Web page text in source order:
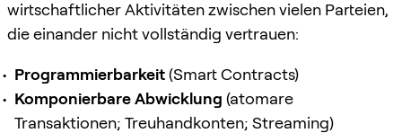
wirtschaftlicher Aktivitäten zwischen vielen Parteien,
die einander nicht vollständig vertrauen:
Programmierbarkeit(Smart Contracts)
Komponierbare Abwicklung (atomare
Transaktionen; Treuhandkonten; Streaming)